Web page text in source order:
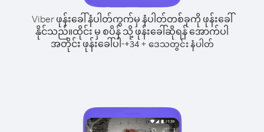
Viber ဖုန်းခေါ်နံပါတ်ကွက်မှ နံပါတ်တစ်ခုကို ဖုန်းခေါ်
နိုင်သည်။ထိုင်း မှ စပိန် သို့ ဖုန်းခေါ်ဆိုရန် အောက်ပါ
အတိုင်း ဖုန်းခေါ်ပါ-+34+ ဒေသတွင်း နံပါတ်